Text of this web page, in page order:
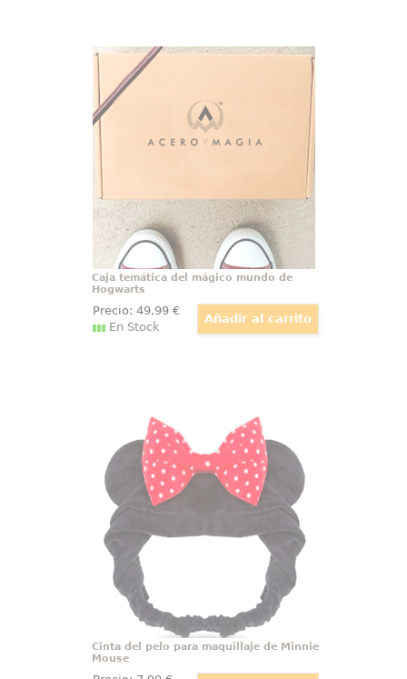
Caja temática del mágico mundo de
Hogwarts
Caja temática de Hogwarts.
¿Crees en la magia? Tenemos la
caja más cuqui del mágico mundo
de Hogwarts, una caja temática
llena de contenido potterhead
para amantes de la saga más
mágica.
Caja temática del mágico mundo de
Hogwarts
Precio: 49,99€
En Stock
Cinta del pelo para maquillaje de
Minnie Mouse
Cinta del pelo para maquillaje de
Minnie Mouse basada en el
popular personaje de la factoría
Disney. Esta preciosa cinta con el
emblemático lazo y las orejitas de
Minnie está realizada en 100%
poliéster.
Cinta del pelo para maquillaje de Minnie
Mouse